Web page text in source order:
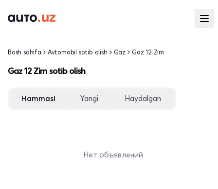
Bosh sahifa Avtomobil sotib olish Gaz Gaz 12 Zim
Gaz 12 Zim sotib olish
Hammasi Yangi Haydalgan
Нет объявлений